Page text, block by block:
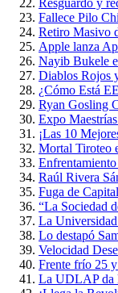
Resguardo y
Fallece Pilo
Retiro Masivo
Apple lanza
Nayib Bukele
Diablos Rojos
¿Cómo Está
Ryan Gosling
Expo
¡Las 10
Mortal Tiroteo
Raúl Rivera
Fuga de
“La Sociedad
La
Lo destapó
Velocidad
Frente frío 25 y
La UDLAP da